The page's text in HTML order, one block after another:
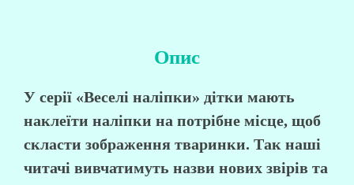
Опис
У серії «Веселі наліпки» дітки мають
наклеїти наліпки на потрібне місце, щоб
скласти зображення тваринки. Так наші
читачі вивчатимуть назви нових звірів та